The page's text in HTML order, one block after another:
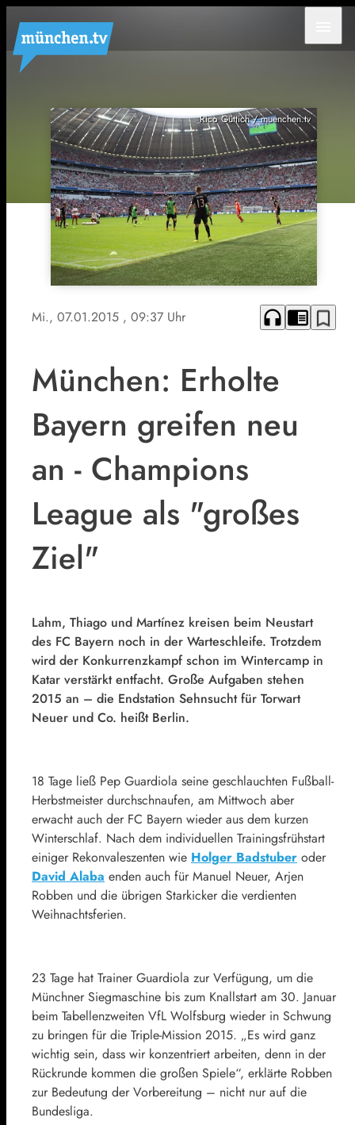
Rico Güttich / muenchen.tv
Mi., 07.01.2015 , 09:37 Uhr headphones chrome_reader_mode bookmark_border
München: Erholte
Bayern greifen neu
an - Champions
League als "großes
Ziel"
Lahm, Thiago und Martínez kreisen beim Neustart
des FC Bayern noch in der Warteschleife. Trotzdem
wird der Konkurrenzkampf schon im Wintercamp in
Katar verstärkt entfacht. Große Aufgaben stehen
2015 an – die Endstation Sehnsucht für Torwart
Neuer und Co. heißt Berlin.
18 Tage ließ Pep Guardiola seine geschlauchten Fußball-
Herbstmeister durchschnaufen, am Mittwoch aber
erwacht auch der FC Bayern wieder aus dem kurzen
Winterschlaf. Nach dem individuellen Trainingsfrühstart
einiger Rekonvaleszenten wie Holger Badstuber oder
David Alaba enden auch für Manuel Neuer, Arjen
Robben und die übrigen Starkicker die verdienten
Weihnachtsferien.
23 Tage hat Trainer Guardiola zur Verfügung, um die
Münchner Siegmaschine bis zum Knallstart am 30. Januar
beim Tabellenzweiten VfL Wolfsburg wieder in Schwung
zu bringen für die Triple-Mission 2015. „Es wird ganz
wichtig sein, dass wir konzentriert arbeiten, denn in der
Rückrunde kommen die großen Spiele“, erklärte Robben
zur Bedeutung der Vorbereitung – nicht nur auf die
Bundesliga.